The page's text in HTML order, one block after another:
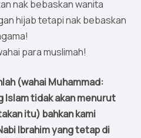
nak bebaskan wanita
hijab tetapi nak bebaskan
para muslimah!
(wahai Muhammad:
Islam tidak akan menurut
itu) bahkan kami
Ibrahim yang tetap di